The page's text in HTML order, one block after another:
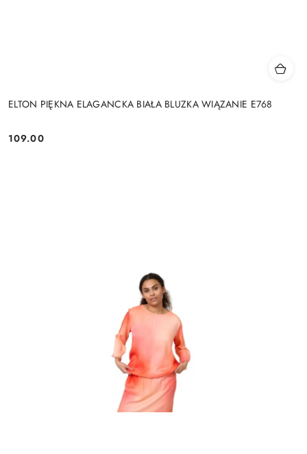
ELTON PIĘKNA ELAGANCKA BIAŁA BLUZKA WIĄZANIE E768
Cena:
109.00